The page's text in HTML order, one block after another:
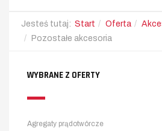
Jesteś tutaj: Start Oferta
Pozostałe akcesoria
WYBRANE Z OFERTY
Agregaty prądotwórcze